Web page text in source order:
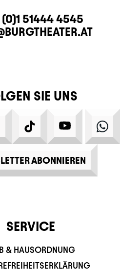
51444 4545
SIE UNS
FACEBOOKTIKTOK YOUTUBE
ABONNIEREN
SERVICE
& HAUSORDNUNG